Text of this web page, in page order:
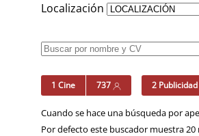
Localización
1 Cine 737 2 Publicidad
Cuando se hace una búsqueda por
Por defecto este buscador muestra